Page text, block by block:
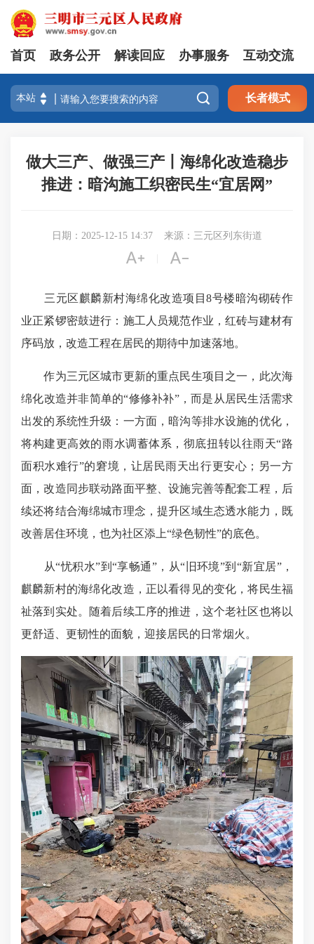
首页 政务公开 解读回应 办事服务 互动交流
 长者模式
做大三产、做强三产丨海绵化改造稳步
推进：暗沟施工织密民生“宜居网”
日期：2025-12-15 14:37 来源：三元区列东街道
 
三元区麒麟新村海绵化改造项目8号楼暗沟砌砖作
业正紧锣密鼓进行：施工人员规范作业，红砖与建材有
序码放，改造工程在居民的期待中加速落地。
作为三元区城市更新的重点民生项目之一，此次海
绵化改造并非简单的“修修补补”，而是从居民生活需求
出发的系统性升级：一方面，暗沟等排水设施的优化，
将构建更高效的雨水调蓄体系，彻底扭转以往雨天“路
面积水难行”的窘境，让居民雨天出行更安心；另一方
面，改造同步联动路面平整、设施完善等配套工程，后
续还将结合海绵城市理念，提升区域生态透水能力，既
改善居住环境，也为社区添上“绿色韧性”的底色。
从“忧积水”到“享畅通”，从“旧环境”到“新宜居”，
麒麟新村的海绵化改造，正以看得见的变化，将民生福
祉落到实处。随着后续工序的推进，这个老社区也将以
更舒适、更韧性的面貌，迎接居民的日常烟火。